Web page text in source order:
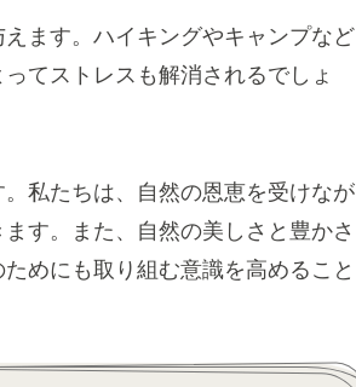
ます。ハイキングやキャンプなど
てストレスも解消されるでしょ
私たちは、自然の恩恵を受けなが
す。また、自然の美しさと豊かさ
めにも取り組む意識を高めること